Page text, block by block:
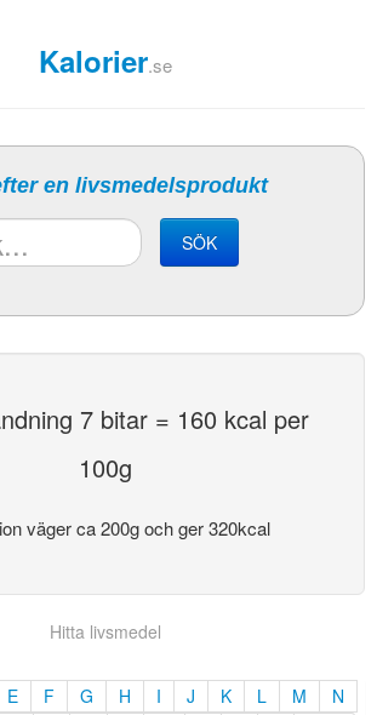
Kalorier.se
en livsmedelsprodukt
SÖK
7 bitar = 160 kcal per
100g
väger ca 200g och ger 320kcal
Hitta livsmedel
E F G H I J K L M
N